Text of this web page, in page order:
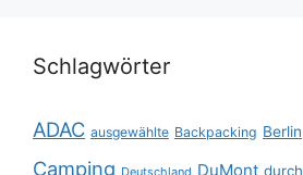
Schlagwörter
ADAC ausgewählte Backpacking Berlin
Camping Deutschland DuMont durch